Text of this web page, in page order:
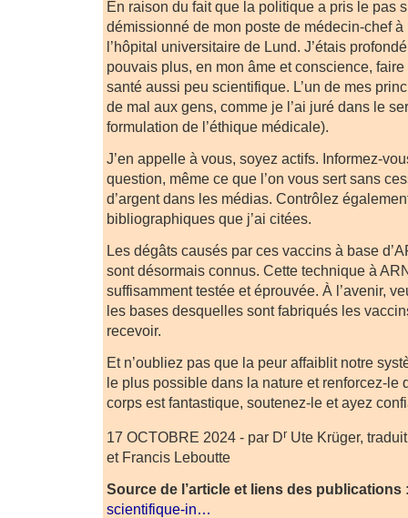
En raison du fait que la politique a pris le pas
démissionné de mon poste de médecin-chef à
l’hôpital universitaire de Lund. J’étais
pouvais plus, en mon âme et conscience, faire
santé aussi peu scientifique. L’un de mes
de mal aux gens, comme je l’ai juré dans le
formulation de l’éthique médicale).
J’en appelle à vous, soyez actifs. Informez-
question, même ce que l’on vous sert sans
d’argent dans les médias. Contrôlez
bibliographiques que j’ai citées.
Les dégâts causés par ces vaccins à base
sont désormais connus. Cette technique à
suffisamment testée et éprouvée. À l’avenir,
les bases desquelles sont fabriqués les
recevoir.
Et n’oubliez pas que la peur affaiblit notre
le plus possible dans la nature et renforcez-le
corps est fantastique, soutenez-le et ayez
17 OCTOBRE 2024 - par Dr Ute Krüger,
et Francis Leboutte
Source de l’article et liens des publications
scientifique-in…